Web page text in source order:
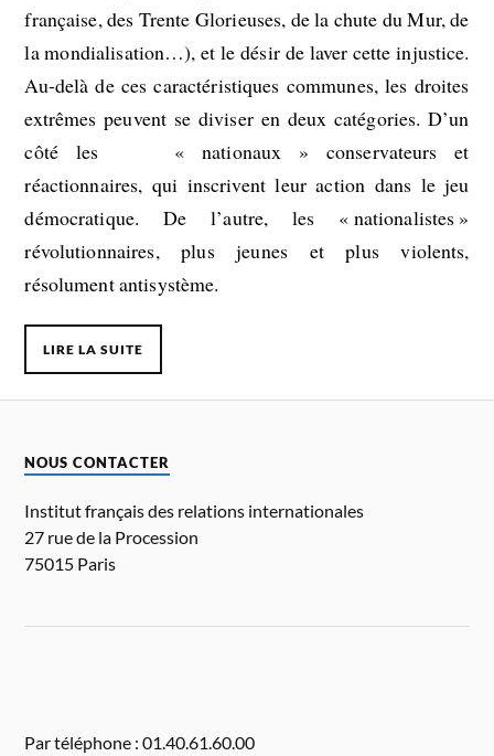
française, des Trente Glorieuses, de la chute du Mur, de
la mondialisation…), et le désir de laver cette injustice.
Au-delà de ces caractéristiques communes, les droites
extrêmes peuvent se diviser en deux catégories. D’un
côté les « nationaux » conservateurs et
réactionnaires, qui inscrivent leur action dans le jeu
démocratique. De l’autre, les « nationalistes »
révolutionnaires, plus jeunes et plus violents,
résolument antisystème.
LIRE LA SUITE
NOUS CONTACTER
Institut français des relations internationales
27 rue de la Procession
75015 Paris
Par téléphone : 01.40.61.60.00